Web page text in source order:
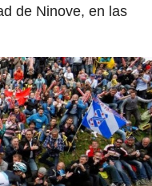
de Ninove, en las